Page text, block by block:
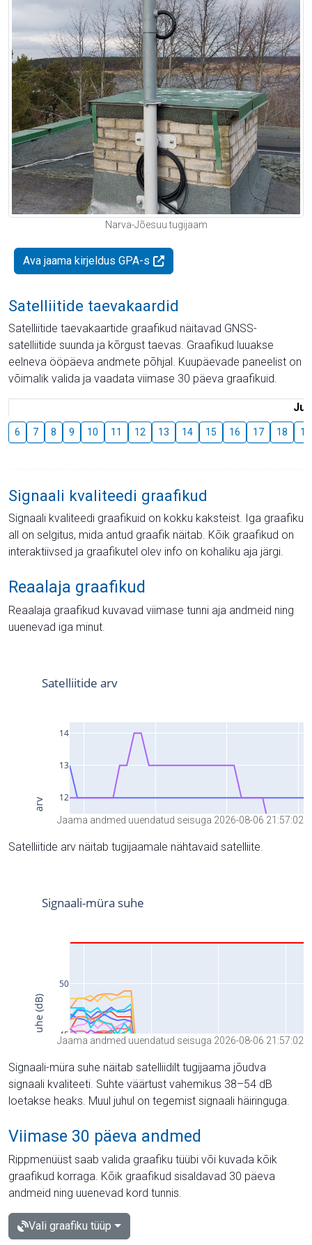
Narva-Jõesuu tugijaam
Ava jaama kirjeldus GPA-s
Satelliitide taevakaardid
Satelliitide taevakaartide graafikud näitavad GNSS-
satelliitide suunda ja kõrgust taevas. Graafikud luuakse
eelneva ööpäeva andmete põhjal. Kuupäevade paneelist on
võimalik valida ja vaadata viimase 30 päeva graafikuid.
6 7 8 9 10 11 12 13 14 15 16 17 18 19
Signaali kvaliteedi graafikud
Signaali kvaliteedi graafikuid on kokku kaksteist. Iga graafiku
all on selgitus, mida antud graafik näitab. Kõik graafikud on
interaktiivsed ja graafikutel olev info on kohaliku aja järgi.
Reaalaja graafikud
Reaalaja graafikud kuvavad viimase tunni aja andmeid ning
uuenevad iga minut.
Jaama andmed uuendatud seisuga 2026-08-06 21:57:02
Satelliitide arv näitab tugijaamale nähtavaid satelliite.
Jaama andmed uuendatud seisuga 2026-08-06 21:57:02
Signaali-müra suhe näitab satelliidilt tugijaama jõudva
signaali kvaliteeti. Suhte väärtust vahemikus 38–54 dB
loetakse heaks. Muul juhul on tegemist signaali häiringuga.
Viimase 30 päeva andmed
Rippmenüüst saab valida graafiku tüübi või kuvada kõik
graafikud korraga. Kõik graafikud sisaldavad 30 päeva
andmeid ning uuenevad kord tunnis.
Vali graafiku tüüp